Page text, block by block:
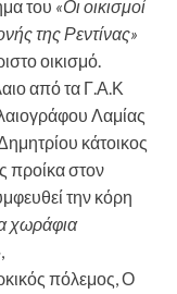
του «Οι οικισμοί
της Ρεντίνας»
οικισμό.
από τα Γ.Α.Κ
Λαμίας
κάτοικος
προίκα στον
την κόρη
χωράφια
πόλεμος, Ο